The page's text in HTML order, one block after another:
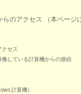
らのアクセス （本ページ
クセス
している計算機からの接続
計算機）